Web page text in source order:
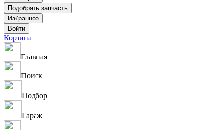
Корзина
Главная
Поиск
Подбор
Гараж